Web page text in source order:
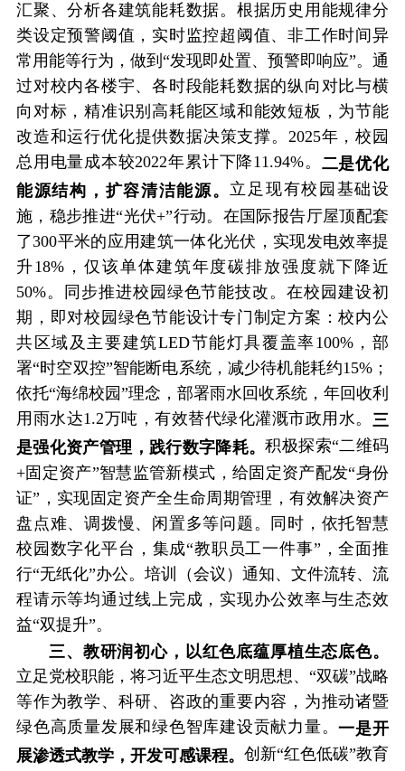
汇聚、分析各建筑能耗数据。根据历史用能规律分
类设定预警阈值，实时监控超阈值、非工作时间异
常用能等行为，做到“发现即处置、预警即响应”。通
过对校内各楼宇、各时段能耗数据的纵向对比与横
向对标，精准识别高耗能区域和能效短板，为节能
改造和运行优化提供数据决策支撑。2025年，校园
总用电量成本较2022年累计下降11.94%。 二是优化
能源结构，扩容清洁能源。立足现有校园基础设
施，稳步推进“光伏+”行动。在国际报告厅屋顶配套
了300平米的应用建筑一体化光伏，实现发电效率提
升18%，仅该单体建筑年度碳排放强度就下降近
50%。同步推进校园绿色节能技改。在校园建设初
期，即对校园绿色节能设计专门制定方案：校内公
共区域及主要建筑LED节能灯具覆盖率100%，部
署“时空双控”智能断电系统，减少待机能耗约15%；
依托“海绵校园”理念，部署雨水回收系统，年回收利
用雨水达1.2万吨，有效替代绿化灌溉市政用水。 三
是强化资产管理，践行数字降耗。积极探索“二维码
+固定资产”智慧监管新模式，给固定资产配发“身份
证”，实现固定资产全生命周期管理，有效解决资产
盘点难、调拨慢、闲置多等问题。同时，依托智慧
校园数字化平台，集成“教职员工一件事”，全面推
行“无纸化”办公。培训（会议）通知、文件流转、流
程请示等均通过线上完成，实现办公效率与生态效
益“双提升”。
三、教研润初心，以红色底蕴厚植生态底色。
立足党校职能，将习近平生态文明思想、“双碳”战略
等作为教学、科研、咨政的重要内容，为推动诸暨
绿色高质量发展和绿色智库建设贡献力量。一是开
展渗透式教学，开发可感课程。 创新“红色低碳”教育